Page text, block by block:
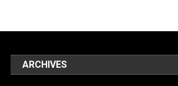
ARCHIVES